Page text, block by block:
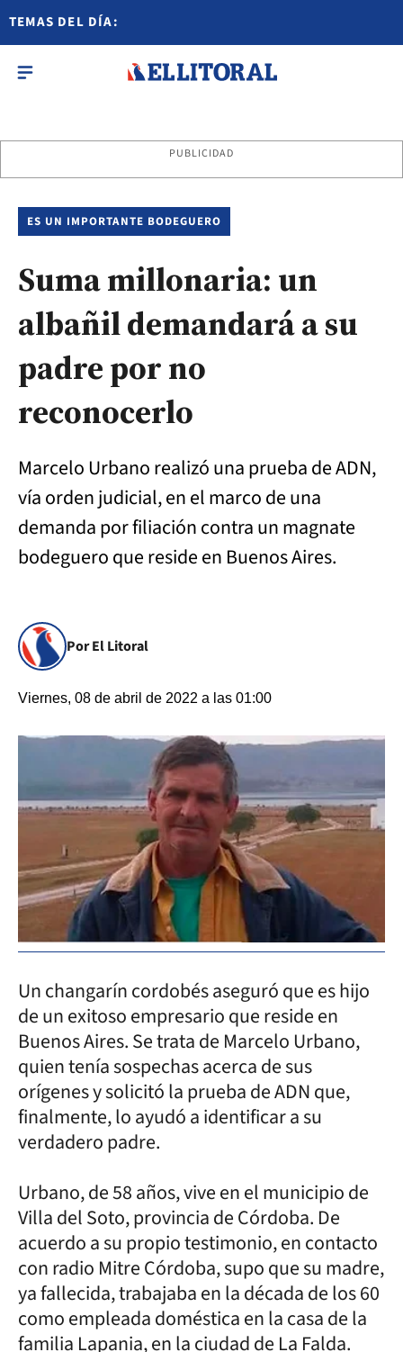
TEMAS DEL DÍA:
PUBLICIDAD
ES UN IMPORTANTE BODEGUERO
Suma millonaria: un
albañil demandará a su
padre por no
reconocerlo
Marcelo Urbano realizó una prueba de ADN,
vía orden judicial, en el marco de una
demanda por filiación contra un magnate
bodeguero que reside en Buenos Aires.
Por El Litoral
Viernes, 08 de abril de 2022 a las 01:00
Un changarín cordobés aseguró que es hijo
de un exitoso empresario que reside en
Buenos Aires. Se trata de Marcelo Urbano,
quien tenía sospechas acerca de sus
orígenes y solicitó la prueba de ADN que,
finalmente, lo ayudó a identificar a su
verdadero padre.
Urbano, de 58 años, vive en el municipio de
Villa del Soto, provincia de Córdoba. De
acuerdo a su propio testimonio, en contacto
con radio Mitre Córdoba, supo que su madre,
ya fallecida, trabajaba en la década de los 60
como empleada doméstica en la casa de la
familia Lapania, en la ciudad de La Falda.